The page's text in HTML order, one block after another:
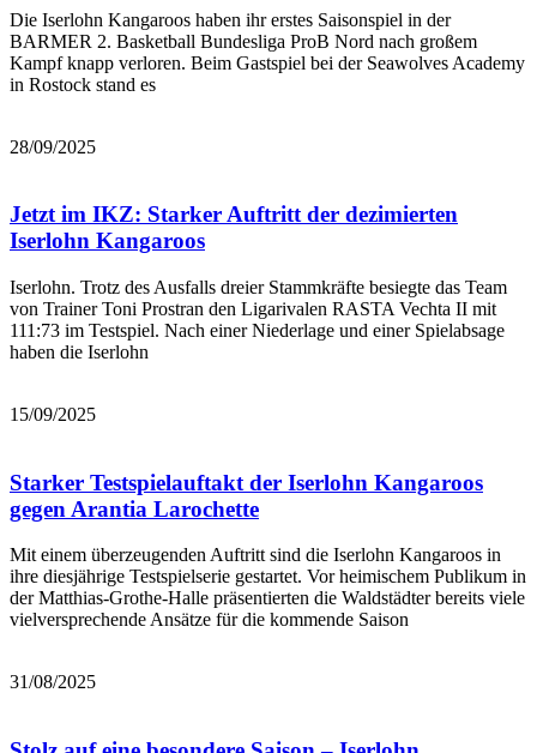
Die Iserlohn Kangaroos haben ihr erstes Saisonspiel in der
BARMER 2. Basketball Bundesliga ProB Nord nach großem
Kampf knapp verloren. Beim Gastspiel bei der Seawolves Academy
in Rostock stand es
28/09/2025
Jetzt im IKZ: Starker Auftritt der dezimierten
Iserlohn Kangaroos
Iserlohn. Trotz des Ausfalls dreier Stammkräfte besiegte das Team
von Trainer Toni Prostran den Ligarivalen RASTA Vechta II mit
111:73 im Testspiel. Nach einer Niederlage und einer Spielabsage
haben die Iserlohn
15/09/2025
Starker Testspielauftakt der Iserlohn Kangaroos
gegen Arantia Larochette
Mit einem überzeugenden Auftritt sind die Iserlohn Kangaroos in
ihre diesjährige Testspielserie gestartet. Vor heimischem Publikum in
der Matthias-Grothe-Halle präsentierten die Waldstädter bereits viele
vielversprechende Ansätze für die kommende Saison
31/08/2025